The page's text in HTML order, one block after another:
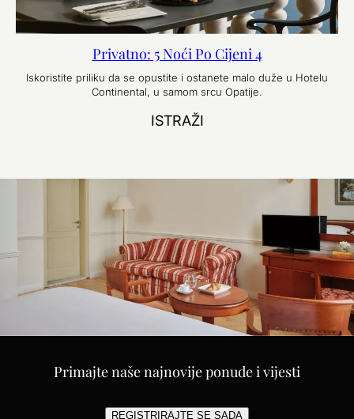
Privatno: 5 Noći Po Cijeni 4
Iskoristite priliku da se opustite i ostanete malo duže u Hotelu
Continental, u samom srcu Opatije.
ISTRAŽI
Primajte naše najnovije ponude i vijesti
REGISTRIRAJTE SE SADA